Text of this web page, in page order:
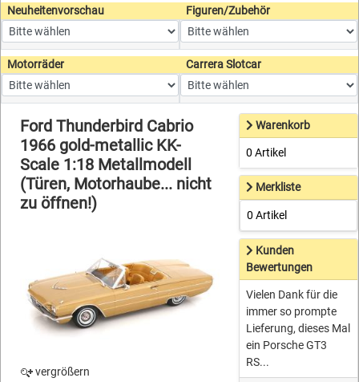
Neuheitenvorschau Figuren/Zubehör
Motorräder Carrera Slotcar
Ford Thunderbird Cabrio
1966 gold-metallic KK-
Scale 1:18 Metallmodell
(Türen, Motorhaube... nicht
zu öffnen!)
vergrößern
Warenkorb
0 Artikel
Merkliste
0 Artikel
Kunden
Bewertungen
Vielen Dank für die
immer so prompte
Lieferung, dieses Mal
ein Porsche GT3
RS...